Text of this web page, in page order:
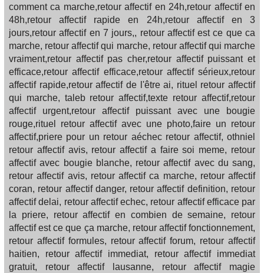
comment ca marche,retour affectif en 24h,retour affectif en
48h,retour affectif rapide en 24h,retour affectif en 3
jours,retour affectif en 7 jours,, retour affectif est ce que ca
marche, retour affectif qui marche, retour affectif qui marche
vraiment,retour affectif pas cher,retour affectif puissant et
efficace,retour affectif efficace,retour affectif sérieux,retour
affectif rapide,retour affectif de l'être ai, rituel retour affectif
qui marche, taleb retour affectif,texte retour affectif,retour
affectif urgent,retour affectif puissant avec une bougie
rouge,rituel retour affectif avec une photo,faire un retour
affectif,priere pour un retour aéchec retour affectif, othniel
retour affectif avis, retour affectif a faire soi meme, retour
affectif avec bougie blanche, retour affectif avec du sang,
retour affectif avis, retour affectif ca marche, retour affectif
coran, retour affectif danger, retour affectif definition, retour
affectif delai, retour affectif echec, retour affectif efficace par
la priere, retour affectif en combien de semaine, retour
affectif est ce que ça marche, retour affectif fonctionnement,
retour affectif formules, retour affectif forum, retour affectif
haitien, retour affectif immediat, retour affectif immediat
gratuit, retour affectif lausanne, retour affectif magie